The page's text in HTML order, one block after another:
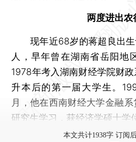
两度进出农
现年近68岁的蒋超良出生
人，早年曾在湖南省岳阳地
1978年考入湖南财经学院财
升本后的第一届大学生。
月，他在西南财经大学金融
研究生学习，获经济学硕士学
本文共计1938字 订阅